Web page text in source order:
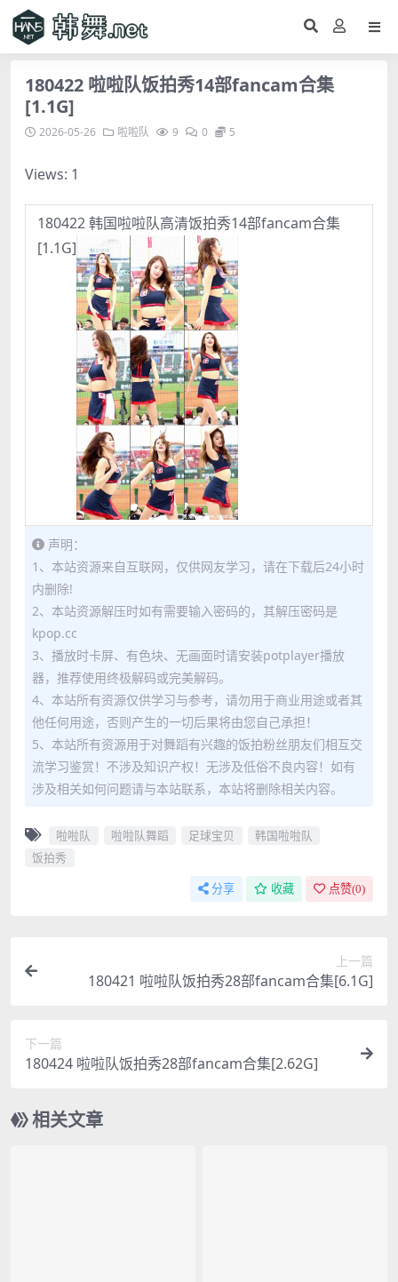
180422 啦啦队饭拍秀14部fancam合集
[1.1G]
2026-05-26 啦啦队 9 0 5
Views: 1
180422 韩国啦啦队高清饭拍秀14部fancam合集
[1.1G]
声明：
1、本站资源来自互联网，仅供网友学习，请在下载后24小时
内删除!
2、本站资源解压时如有需要输入密码的，其解压密码是
kpop.cc
3、播放时卡屏、有色块、无画面时请安装potplayer播放
器，推荐使用终极解码或完美解码。
4、本站所有资源仅供学习与参考，请勿用于商业用途或者其
他任何用途，否则产生的一切后果将由您自己承担！
5、本站所有资源用于对舞蹈有兴趣的饭拍粉丝朋友们相互交
流学习鉴赏！不涉及知识产权！无涉及低俗不良内容！如有
涉及相关如何问题请与本站联系，本站将删除相关内容。
啦啦队 啦啦队舞蹈 足球宝贝
韩国啦啦队
饭拍秀
分享 收藏 点赞(0)
上一篇
180421 啦啦队饭拍秀28部fancam合集[6.1G]
下一篇
180424 啦啦队饭拍秀28部fancam合集[2.62G]
相关文章